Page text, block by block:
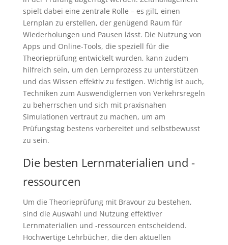
spielt dabei eine zentrale Rolle – es gilt, einen
Lernplan zu erstellen, der genügend Raum für
Wiederholungen und Pausen lässt. Die Nutzung von
Apps und Online-Tools, die speziell für die
Theorieprüfung entwickelt wurden, kann zudem
hilfreich sein, um den Lernprozess zu unterstützen
und das Wissen effektiv zu festigen. Wichtig ist auch,
Techniken zum Auswendiglernen von Verkehrsregeln
zu beherrschen und sich mit praxisnahen
Simulationen vertraut zu machen, um am
Prüfungstag bestens vorbereitet und selbstbewusst
zu sein.
Die besten Lernmaterialien und -
ressourcen
Um die Theorieprüfung mit Bravour zu bestehen,
sind die Auswahl und Nutzung effektiver
Lernmaterialien und -ressourcen entscheidend.
Hochwertige Lehrbücher, die den aktuellen